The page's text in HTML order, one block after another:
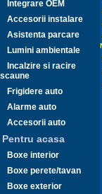
Integrare OEM
Accesorii instalare
Asistenta parcare
Lumini ambientale
Incalzire si racire
scaune
Frigidere auto
Alarme auto
Accesorii auto
Pentru acasa
Boxe interior
Boxe perete/tavan
Boxe exterior